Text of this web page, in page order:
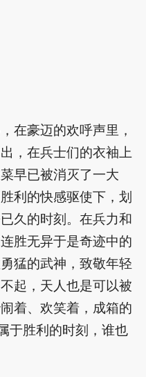
在豪迈的欢呼声里，
，在兵士们的衣袖上
早已被消灭了一大
利的快感驱使下，划
久的时刻。在兵力和
胜无异于是奇迹中的
猛的武神，致敬年轻
起，天人也是可以被
着、欢笑着，成箱的
胜利的时刻，谁也